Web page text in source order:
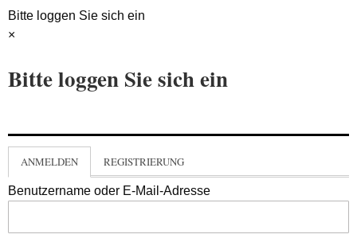
Bitte loggen Sie sich ein
×
Bitte loggen Sie sich ein
ANMELDEN REGISTRIERUNG
Benutzername oder E-Mail-Adresse